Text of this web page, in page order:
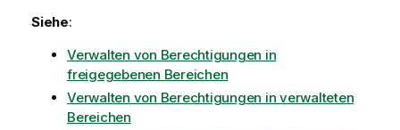
Siehe:
Verwalten von Berechtigungen in
freigegebenen Bereichen
Verwalten von Berechtigungen in verwalteten
Bereichen